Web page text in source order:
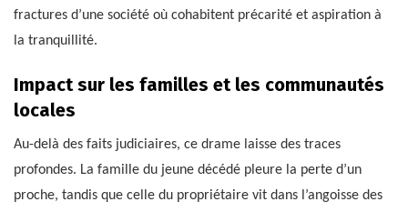
fractures d’une société où cohabitent précarité et aspiration à
la tranquillité.
Impact sur les familles et les communautés
locales
Au-delà des faits judiciaires, ce drame laisse des traces
profondes. La famille du jeune décédé pleure la perte d’un
proche, tandis que celle du propriétaire vit dans l’angoisse des